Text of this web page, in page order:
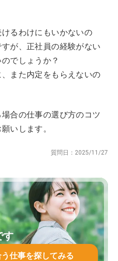
るわけにもいかないの
が、正社員の経験がない
でしょうか？
また内定をもらえないの
合の仕事の選び方のコツ
いします。
質問日： 2025/11/27
す
仕事を探してみる